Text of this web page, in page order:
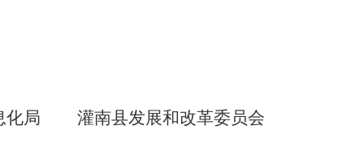
化局 灌南县发展和改革委员会